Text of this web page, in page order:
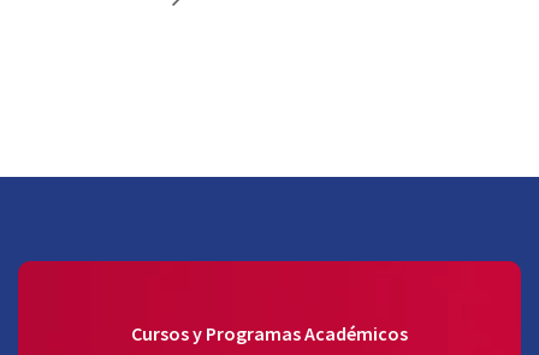
Cursos y Programas Académicos